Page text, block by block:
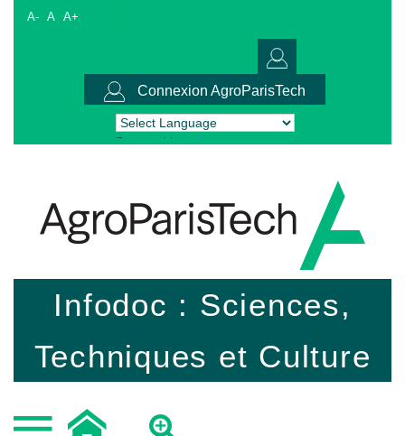
A- A A+
Connexion AgroParisTech
Powered by Translate
Infodoc : Sciences,
Techniques et Culture